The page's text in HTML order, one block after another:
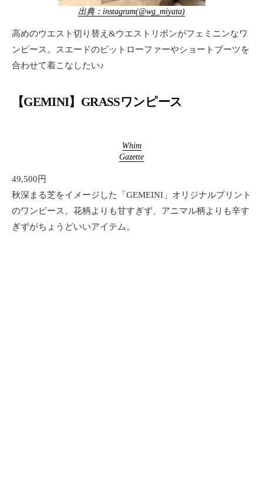
出典：instagram(@wg_miyata)
高めのウエスト切り替え&ウエストリボンがフェミニンなワ
ンピース。スエードのビットローファーやショートブーツを
合わせて着こなしたい♪
【GEMINI】GRASSワンピース
Whim
Gazette
49,500円
秋深まる芝をイメージした「GEMEINI」オリジナルプリント
のワンピース。花柄よりも甘すぎず、アニマル柄よりも辛す
ぎずがちょうどいいアイテム。